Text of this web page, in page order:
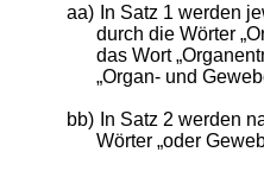
aa)
In Satz 1 werden
durch die Wörter
das Wort
„Organ- und
bb)
In Satz 2 werden
Wörter „oder